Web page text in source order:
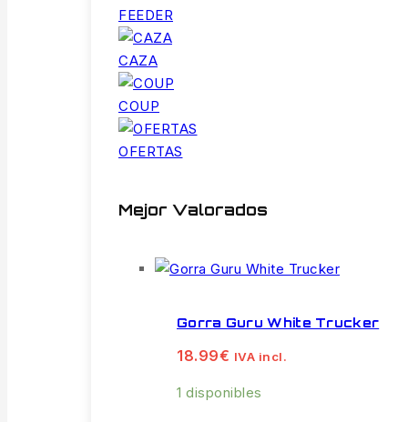
FEEDER
CAZA
COUP
OFERTAS
Mejor Valorados
Gorra Guru White Trucker
18.99€ IVA incl.
1 disponibles